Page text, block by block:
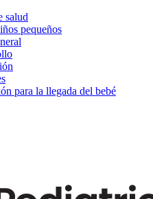
salud
pequeños
para la llegada del bebé